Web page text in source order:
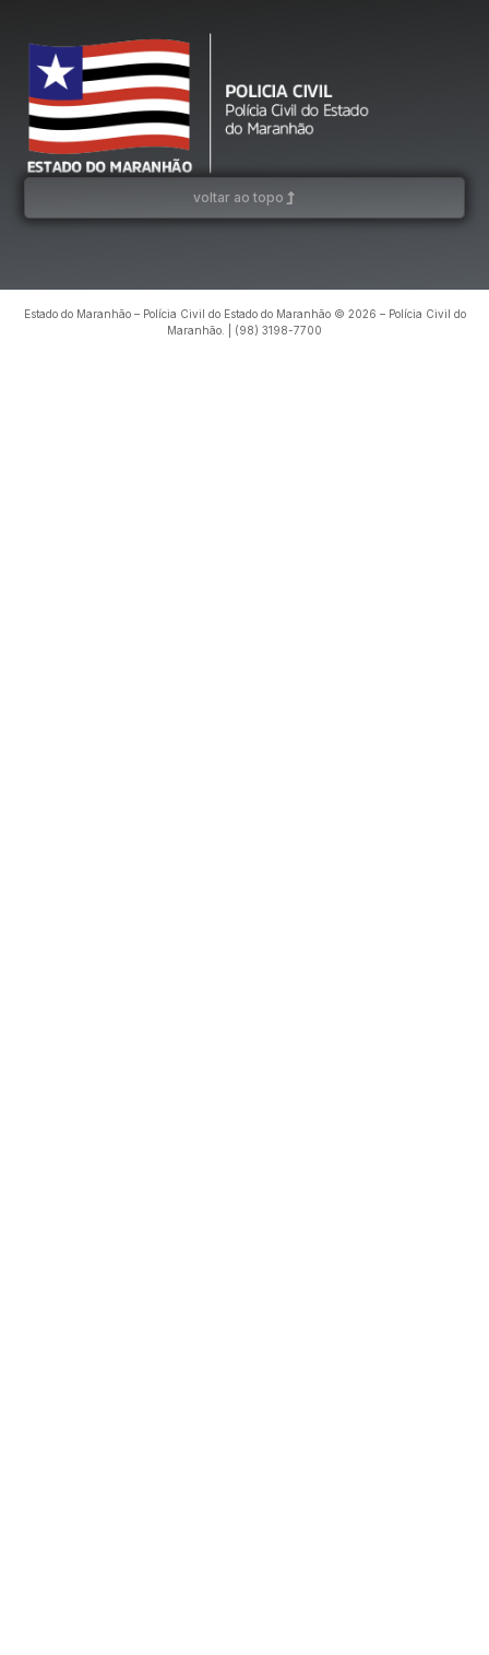
voltar ao topo
Estado do Maranhão – Polícia Civil do Estado do Maranhão © 2026 – Polícia Civil do
Maranhão. | (98) 3198-7700